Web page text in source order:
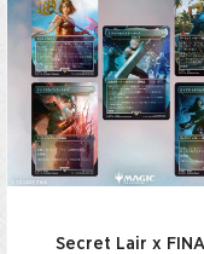
Secret Lair x